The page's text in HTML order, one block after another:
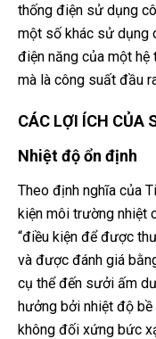
thống điện sử dụng
một số khác sử dụng
điện năng của một
mà là công suất đầu
CÁC LỢI ÍCH CỦA
Nhiệt độ ổn định
Theo định nghĩa của
kiện môi trường nhiệt
“điều kiện để được
và được đánh giá
cụ thể đến sưởi ấm
hưởng bởi nhiệt độ
không đối xứng bức